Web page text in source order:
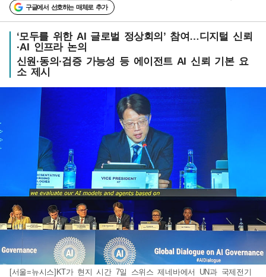
구글에서 선호하는 매체로 추가
‘모두를 위한 AI 글로벌 정상회의’ 참여…디지털 신뢰
·AI 인프라 논의
신원·동의·검증 가능성 등 에이전트 AI 신뢰 기본 요
소 제시
[서울=뉴시스]KT가 현지 시간 7일 스위스 제네바에서 UN과 국제전기